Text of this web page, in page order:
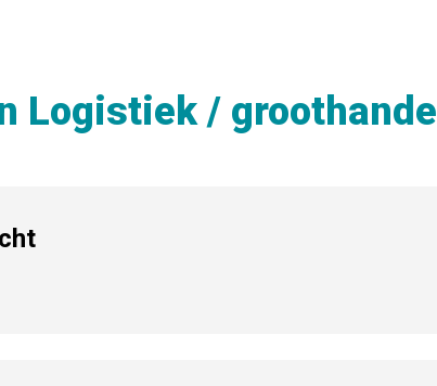
Logistiek / groothandel